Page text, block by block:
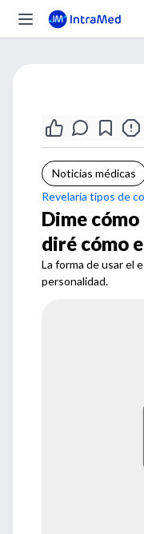
Noticias médicas
Revelaría tipos de
Dime
diré cómo
La forma de usar el
personalidad.